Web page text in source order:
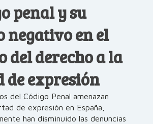
penal y su
negativo en el
del derecho a la
expresión
del Código Penal amenazan
de expresión en España,
han disminuido las denuncias